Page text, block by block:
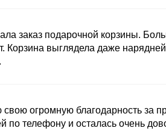
заказ подарочной корзины.
Корзина выглядела даже
огромную благодарность за
по телефону и осталась очень